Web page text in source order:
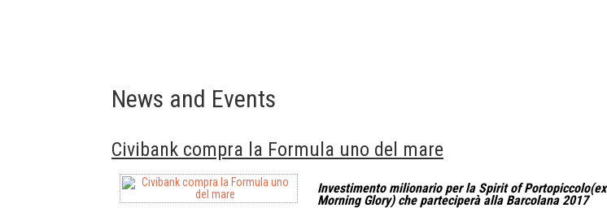
News and Events
Civibank compra la Formula uno del mare
Investimento milionario per la Spirit of Portopiccolo(ex
Morning Glory) che parteciperà alla Barcolana 2017